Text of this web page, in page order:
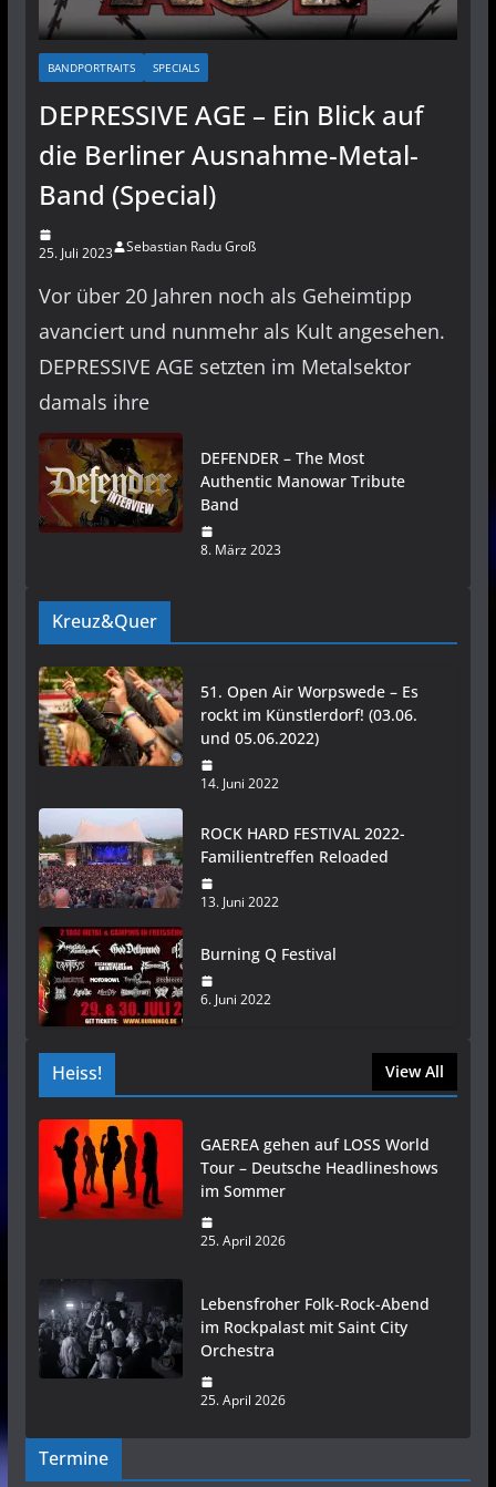
BANDPORTRAITS SPECIALS
DEPRESSIVE AGE – Ein Blick auf
die Berliner Ausnahme-Metal-
Band (Special)
25. Juli 2023 Sebastian Radu Groß
Vor über 20 Jahren noch als Geheimtipp
avanciert und nunmehr als Kult angesehen.
DEPRESSIVE AGE setzten im Metalsektor
damals ihre
DEFENDER – The Most
Authentic Manowar Tribute
Band
8. März 2023
Kreuz&Quer
51. Open Air Worpswede – Es
rockt im Künstlerdorf! (03.06.
und 05.06.2022)
14. Juni 2022
ROCK HARD FESTIVAL 2022-
Familientreffen Reloaded
13. Juni 2022
Burning Q Festival
6. Juni 2022
Heiss! View All
GAEREA gehen auf LOSS World
Tour – Deutsche Headlineshows
im Sommer
25. April 2026
Lebensfroher Folk-Rock-Abend
im Rockpalast mit Saint City
Orchestra
25. April 2026
Termine